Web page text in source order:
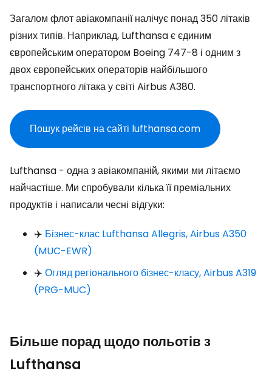
Загалом флот авіакомпанії налічує понад 350 літаків
різних типів. Наприклад, Lufthansa є єдиним
європейським оператором Boeing 747-8 і одним з
двох європейських операторів найбільшого
транспортного літака у світі Airbus A380.
Пошук рейсів на сайті lufthansa.com
Lufthansa - одна з авіакомпаній, якими ми літаємо
найчастіше. Ми спробували кілька її преміальних
продуктів і написали чесні відгуки:
✈️ Бізнес-клас Lufthansa Allegris, Airbus A350
(MUC-EWR)
✈️ Огляд регіонального бізнес-класу, Airbus A319
(PRG-MUC)
Більше порад щодо польотів з
Lufthansa